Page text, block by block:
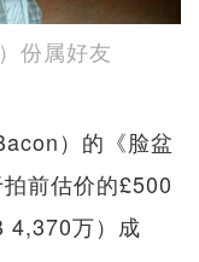
份属好友
）的《脸盆
前估价的£500
4,370万）成